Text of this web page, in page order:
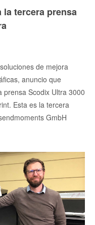
tercera prensa
de mejora
anuncio que
prensa Scodix Ultra 3000
Esta es la tercera
GmbH